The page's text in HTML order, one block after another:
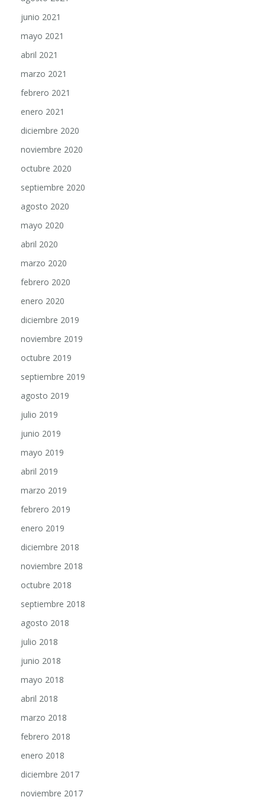
junio 2021
mayo 2021
abril 2021
marzo 2021
febrero 2021
enero 2021
diciembre 2020
noviembre 2020
octubre 2020
septiembre 2020
agosto 2020
mayo 2020
abril 2020
marzo 2020
febrero 2020
enero 2020
diciembre 2019
noviembre 2019
octubre 2019
septiembre 2019
agosto 2019
julio 2019
junio 2019
mayo 2019
abril 2019
marzo 2019
febrero 2019
enero 2019
diciembre 2018
noviembre 2018
octubre 2018
septiembre 2018
agosto 2018
julio 2018
junio 2018
mayo 2018
abril 2018
marzo 2018
febrero 2018
enero 2018
diciembre 2017
noviembre 2017